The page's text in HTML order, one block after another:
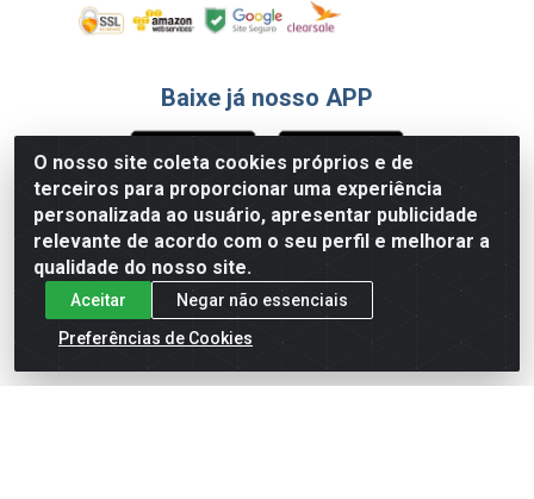
O nosso site coleta cookies próprios e de
terceiros para proporcionar uma experiência
personalizada ao usuário, apresentar publicidade
relevante de acordo com o seu perfil e melhorar a
qualidade do nosso site.
Aceitar
Negar não essenciais
Preferências de Cookies
Baixe já nosso APP
Formas de Pagamento